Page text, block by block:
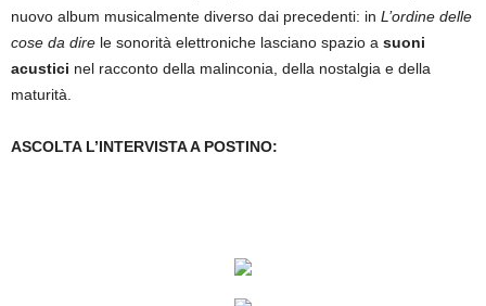
nuovo album musicalmente diverso dai precedenti: in L’ordine delle
cose da dire le sonorità elettroniche lasciano spazio a suoni
acustici nel racconto della malinconia, della nostalgia e della
maturità.
ASCOLTA L’INTERVISTA A POSTINO: